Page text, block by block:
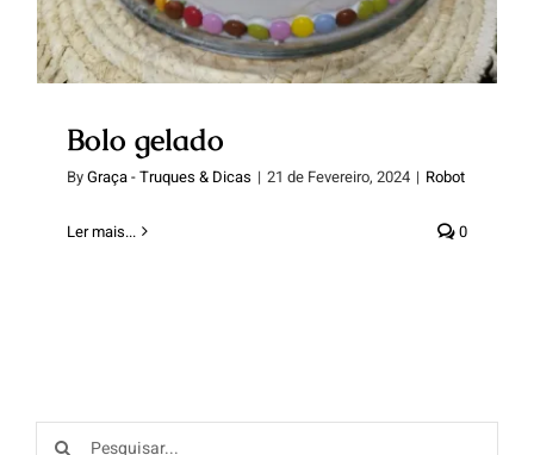
Bolo gelado
ByGraça - Truques & Dicas | 21 de Fevereiro, 2024 | Robot
Ler mais... 0